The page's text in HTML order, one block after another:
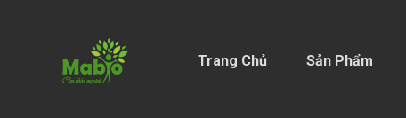
Trang Chủ Sản Phẩm